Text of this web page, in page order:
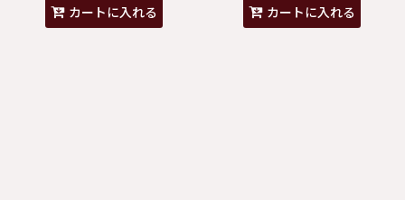
カートに入れる カートに入れる